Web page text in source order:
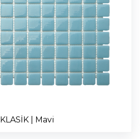
KLASİK | Mavi